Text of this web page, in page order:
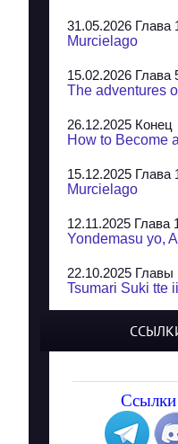
31.05.2026 Глава
Murcielago
15.02.2026 Глава
The adventures
26.12.2025 Конец
How to Become
15.12.2025 Глава
Murcielago
12.11.2025 Глава
Yondemasu yo,
22.10.2025
Tsumari Suki tte
Jungle Juice
Yozakura
08.08.2025 Глава
A Compendium
Ссылки